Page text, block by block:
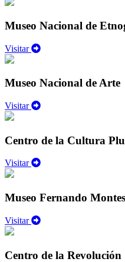
Museo Nacional de
Visitar
Museo Nacional de Arte
Visitar
Centro de la Cultura
Visitar
Museo Fernando Montes
Visitar
Centro de la